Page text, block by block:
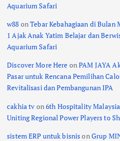
Aquarium Safari
w88 onTebar Kebahagiaan di Bulan
1 Ajak Anak Yatim Belajar dan
Aquarium Safari
Discover More Here onPAM JAYA
Pasar untuk Rencana Pemilihan
Revitalisasi dan Pembangunan IPA
cakhia tv on6th Hospitality
Uniting Regional Power Players to
sistem ERP untuk bisnisonGrup